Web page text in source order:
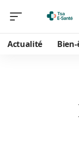
Actualité